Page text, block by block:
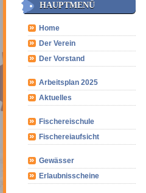
HAUPTMENÜ
Home
Der Verein
Der Vorstand
Arbeitsplan 2025
Aktuelles
Fischereischule
Fischereiaufsicht
Gewässer
Erlaubnisscheine